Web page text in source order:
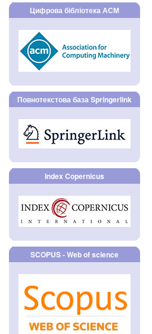
Цифрова бібліотека АСМ
Повнотекстова база Springerlink
Index Copernicus
SCOPUS - Web of science